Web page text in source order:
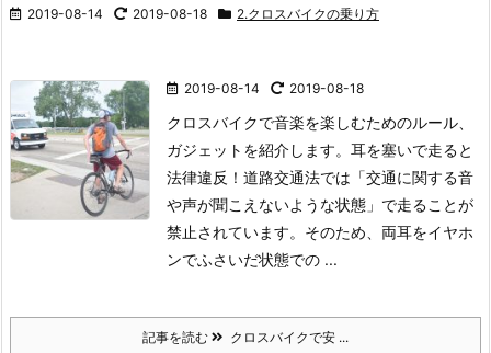
2019-08-14 2019-08-18 2.クロスバイクの乗り方
2019-08-14 2019-08-18
クロスバイクで音楽を楽しむためのルール、
ガジェットを紹介します。耳を塞いで走ると
法律違反！ 道路交通法では「交通に関する音
や声が聞こえないような状態」で走ることが
禁止されています。 そのため、両耳をイヤホ
ンでふさいだ状態での ...
記事を読む クロスバイクで安 ...